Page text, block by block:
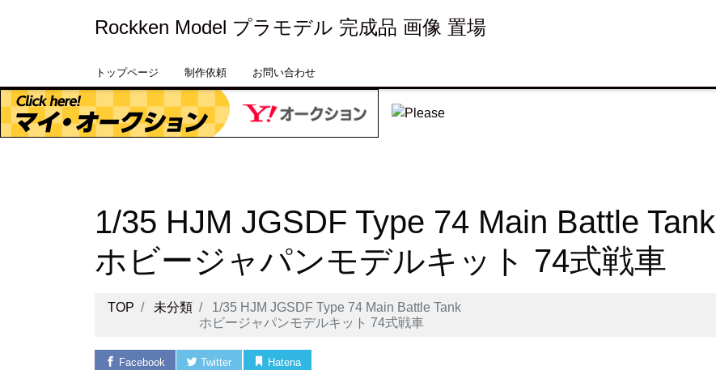
Rockken Model プラモデル 完成品 画像 置場
トップページ 制作依頼 お問い合わせ
1/35 HJM JGSDF Type 74 Main Battle Tank
ホビージャパンモデルキット 74式戦車
TOP 未分類
1/35 HJM JGSDF Type 74 Main Battle Tank
ホビージャパンモデルキット 74式戦車
Facebook Twitter Hatena